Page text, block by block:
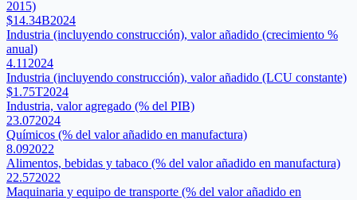
2015)
$14.34B2024
Industria (incluyendo construcción), valor añadido (crecimiento %
anual)
4.11 2024
Industria (incluyendo construcción), valor añadido (LCU constante)
$1.75T2024
Industria, valor agregado (% del PIB)
23.072024
Químicos (% del valor añadido en manufactura)
8.092022
Alimentos, bebidas y tabaco (% del valor añadido en manufactura)
22.572022
Maquinaria y equipo de transporte (% del valor añadido en